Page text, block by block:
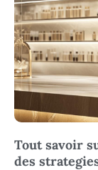
Tout savoir
des